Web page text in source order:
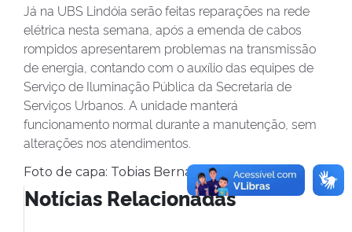
Já na UBS Lindóia serão feitas reparações na rede
elétrica nesta semana, após a emenda de cabos
rompidos apresentarem problemas na transmissão
de energia, contando com o auxílio das equipes de
Serviço de Iluminação Pública da Secretaria de
Serviços Urbanos. A unidade manterá
funcionamento normal durante a manutenção, sem
alterações nos atendimentos.
Foto de capa: Tobias Bernardo/Secom
Notícias Relacionadas